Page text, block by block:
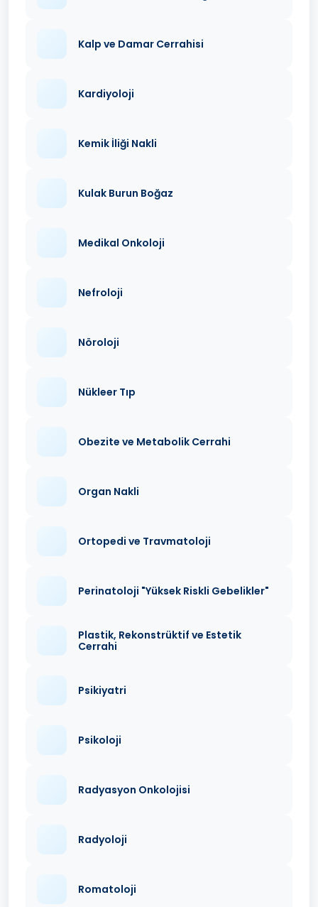
Kalp ve Damar Cerrahisi
Kardiyoloji
Kemik İliği Nakli
Kulak Burun Boğaz
Medikal Onkoloji
Nefroloji
Nöroloji
Nükleer Tıp
Obezite ve Metabolik Cerrahi
Organ Nakli
Ortopedi ve Travmatoloji
Perinatoloji "Yüksek Riskli Gebelikler"
Plastik, Rekonstrüktif ve Estetik
Cerrahi
Psikiyatri
Psikoloji
Radyasyon Onkolojisi
Radyoloji
Romatoloji